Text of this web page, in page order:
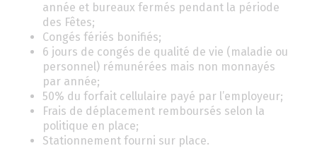
année et bureaux fermés pendant la période
des Fêtes;
Congés fériés bonifiés;
6 jours de congés de qualité de vie (maladie ou
personnel) rémunérées mais non monnayés
par année;
50% du forfait cellulaire payé par l’employeur;
Frais de déplacement remboursés selon la
politique en place;
Stationnement fourni sur place.